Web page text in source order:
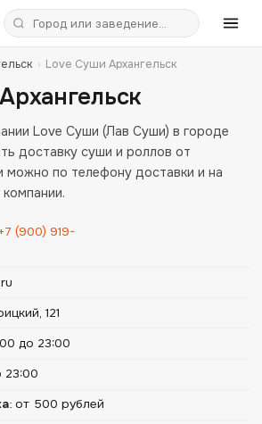
› Love Суши Архангельск
Love Суши (Лав Суши) в городе
доставку суши и роллов от
можно по телефону доставки и на
+7 (900) 919-
121
до 23:00
23:00
: от 500 рублей